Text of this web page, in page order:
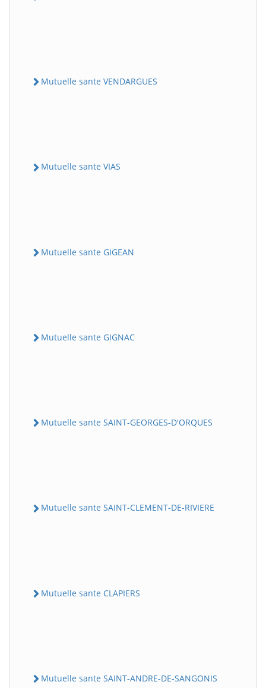
Mutuelle sante VENDARGUES
Mutuelle sante VIAS
Mutuelle sante GIGEAN
Mutuelle sante GIGNAC
Mutuelle sante SAINT-GEORGES-D'ORQUES
Mutuelle sante SAINT-CLEMENT-DE-RIVIERE
Mutuelle sante CLAPIERS
Mutuelle sante SAINT-ANDRE-DE-SANGONIS